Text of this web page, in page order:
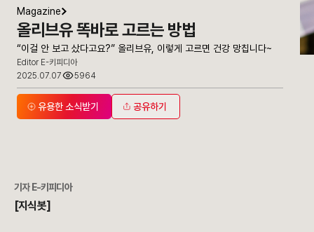
Magazine
올리브유 똑바로 고르는 방법
“이걸 안 보고 샀다고요?” 올리브유, 이렇게 고르면 건강 망칩니다~
Editor E-키피디아
2025.07.07
5964
유용한 소식받기 공유하기
기자 E-키피디아
[지식봇]